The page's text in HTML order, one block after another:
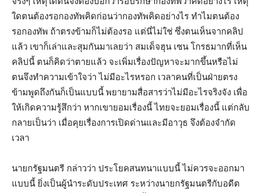
ใดตนต้องรอกองทัพคิดก่อนว่ากองทัพคิดอย่างไร ทำไมตนต้อง
รอกองทัพ ถ้าตรงข้ามก็ไม่ต้องรอ แต่นี่ไม่ใช่ ซึ่งตนเห็นจากคลิป
แล้ว เขาก็เล่าและสุมกันมาเลยว่า สมเด็จฮุน เซน โกรธมากที่เห็น
คลิปนี้ ตนก็คิดว่าตายแล้ว จะเพิ่มเรื่องปัญหาจะมากขึ้นหรือไม่
ตนจึงทำความเข้าใจว่า ไม่มีอะไรหรอก เวลาคนที่เป็นฝ่ายตรง
ข้ามพูดถึงกันก็เป็นแบบนี้ พยายามสื่อสารว่าไม่มีอะไรจริงจัง เพื่อ
ให้เกิดความรู้สึกว่า หากเขายอมเรื่องนี้​ ไทยจะยอมเรื่องนี้ แต่กลับ
กลายเป็นว่า เมื่อคุยเรื่องการเปิดด่านและมีอาวุธ จึงต้องจำกัด
เวลา
นายกรัฐมนตรี​ กล่าวว่า ประโยคสนทนาแบบนี้ ไม่ควรจะออกมา
แบบนี้ ยิ่งเป็นผู้นำระดับประเทศ ระหว่างนายกรัฐมนตรีกับอดีต